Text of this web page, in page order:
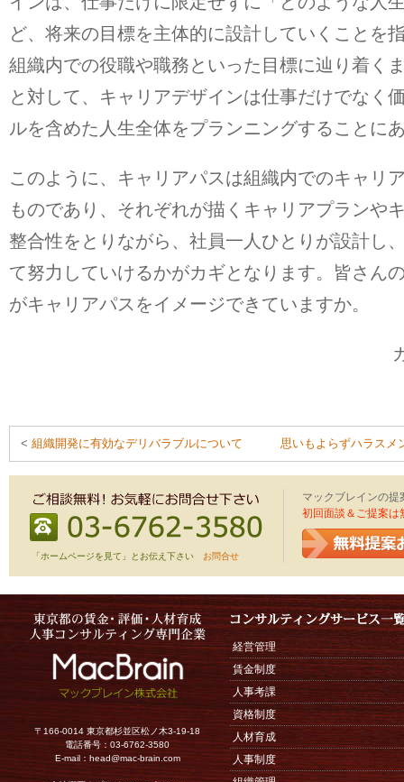
ど、将来の目標を主体的に設計していくことを
組織内での役職や職務といった目標に辿り着く
と対して、キャリアデザインは仕事だけでなく
ルを含めた人生全体をプランニングすることに
このように、キャリアパスは組織内でのキャリ
ものであり、それぞれが描くキャリアプランや
整合性をとりながら、社員一人ひとりが設計し
て努力していけるかがカギとなります。皆さん
がキャリアパスをイメージできていますか。
< 組織開発に有効なデリバラブルについて 思いもよらずハラスメ
マックブレインの
初回面談＆ご提案は
「ホームページを見て」とお伝え下さい お問合せ
〒166-0014 東京都杉並区松ノ木3-19-18
電話番号：03-6762-3580
E-mail： head@mac-brain.com
経営管理
賃金制度
人事考課
資格制度
人材育成
人事制度